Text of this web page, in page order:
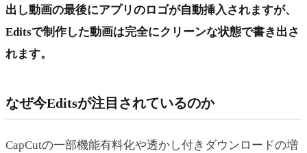
出し動画の最後にアプリのロゴが自動挿入されますが、
Editsで制作した動画は完全にクリーンな状態で書き出さ
れます。
なぜ今Editsが注目されているのか
CapCutの一部機能有料化や透かし付きダウンロードの増